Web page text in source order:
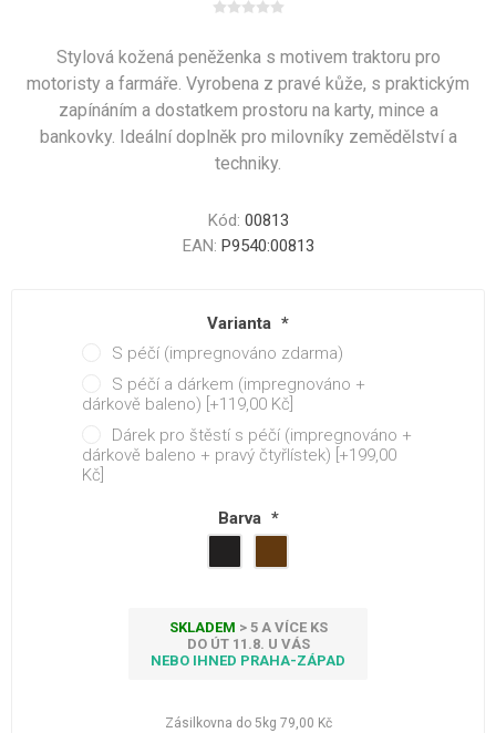
Stylová kožená peněženka s motivem traktoru pro
motoristy a farmáře. Vyrobena z pravé kůže, s praktickým
zapínáním a dostatkem prostoru na karty, mince a
bankovky. Ideální doplněk pro milovníky zemědělství a
techniky.
Kód: 00813
EAN: P9540:00813
Varianta *
S péčí (impregnováno zdarma)
S péčí a dárkem (impregnováno +
dárkově baleno) [+119,00 Kč]
Dárek pro štěstí s péčí (impregnováno +
dárkově baleno + pravý čtyřlístek) [+199,00
Kč]
Barva *
SKLADEM > 5 A VÍCE KS
DO ÚT 11.8. U VÁS
NEBO IHNED PRAHA-ZÁPAD
Zásilkovna do 5kg 79,00 Kč